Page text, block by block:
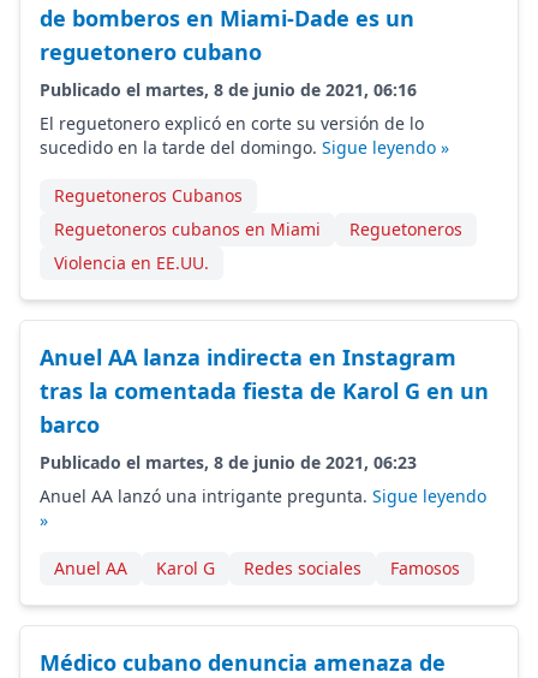
de bomberos en Miami-Dade es un
reguetonero cubano
Publicado el martes, 8 de junio de 2021, 06:16
El reguetonero explicó en corte su versión de lo
sucedido en la tarde del domingo. Sigue leyendo »
Reguetoneros Cubanos
Reguetoneros cubanos en Miami
Reguetoneros
Violencia en EE.UU.
Anuel AA lanza indirecta en Instagram
tras la comentada fiesta de Karol G en un
barco
Publicado el martes, 8 de junio de 2021, 06:23
Anuel AA lanzó una intrigante pregunta. Sigue leyendo
»
Anuel AA Karol G Redes sociales Famosos
Médico cubano denuncia amenaza de